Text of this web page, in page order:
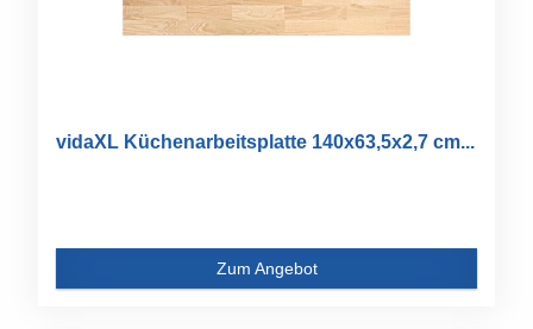
vidaXL Küchenarbeitsplatte 140x63,5x2,7 cm...
Zum Angebot